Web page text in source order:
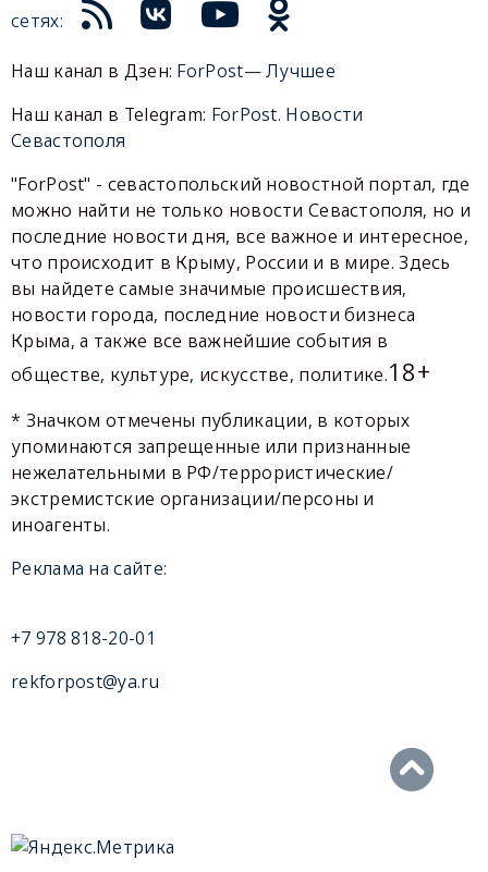
сетях:
Наш канал в Дзен: ForPost— Лучшее
Наш канал в Telegram: ForPost. Новости
Севастополя
"ForPost" - севастопольский новостной портал, где
можно найти не только новости Севастополя, но и
последние новости дня, все важное и интересное,
что происходит в Крыму, России и в мире. Здесь
вы найдете самые значимые происшествия,
новости города, последние новости бизнеса
Крыма, а также все важнейшие события в
обществе, культуре, искусстве, политике.18+
* Значком отмечены публикации, в которых
упоминаются запрещенные или признанные
нежелательными в РФ/террористические/
экстремистские организации/персоны и
иноагенты.
Реклама на сайте:
+7 978 818-20-01
rekforpost@ya.ru